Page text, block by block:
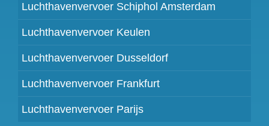
Luchthavenvervoer Schiphol Amsterdam
Luchthavenvervoer Keulen
Luchthavenvervoer Dusseldorf
Luchthavenvervoer Frankfurt
Luchthavenvervoer Parijs